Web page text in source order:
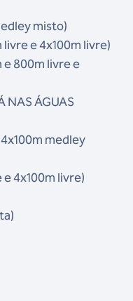
misto)
e 4x100m livre)
e 800m livre e
NAS ÁGUAS
medley
4x100m livre)